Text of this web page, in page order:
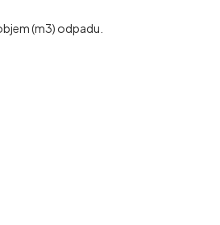
(m3) odpadu.